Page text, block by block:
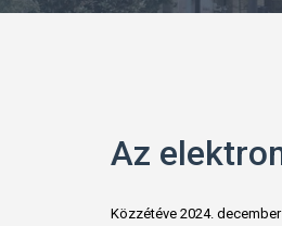
Az
Közzétéve 2024.